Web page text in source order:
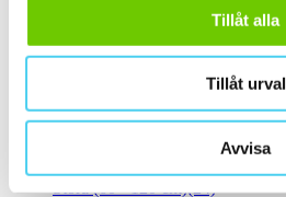
Tillåt alla
Tillåt urval
Avvisa
(2)
40x20 cm(1)
45x15 cm(1)
ca 50x(4)
(3)